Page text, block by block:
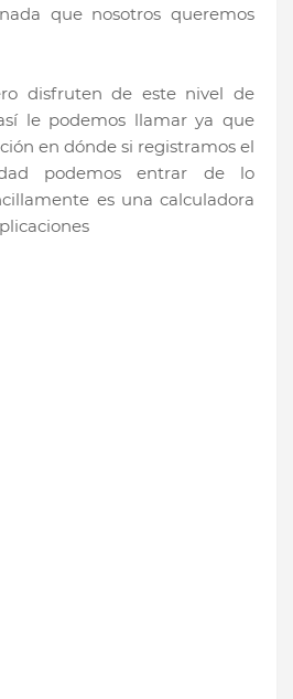
que nosotros queremos
disfruten de este nivel de
le podemos llamar ya que
en dónde si registramos el
podemos entrar de lo
es una calculadora